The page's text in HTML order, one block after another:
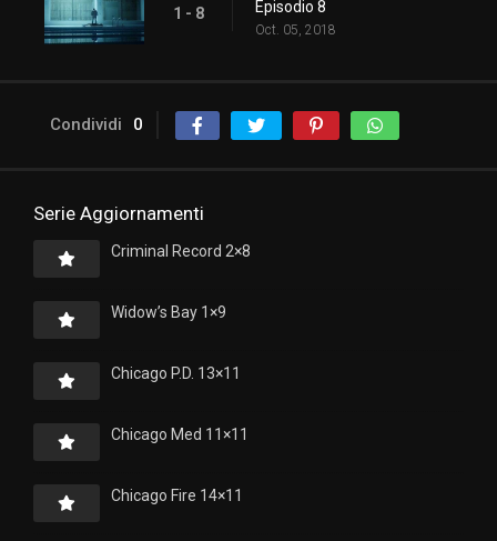
1 - 8 Episodio 8
Oct. 05, 2018
Condividi 0
Serie Aggiornamenti
Criminal Record 2×8
Widow’s Bay 1×9
Chicago P.D. 13×11
Chicago Med 11×11
Chicago Fire 14×11